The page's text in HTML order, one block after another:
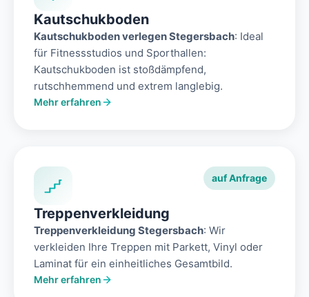
Kautschukboden
Kautschukboden verlegen Stegersbach: Ideal
für Fitnessstudios und Sporthallen:
Kautschukboden ist stoßdämpfend,
rutschhemmend und extrem langlebig.
Mehr erfahren
auf Anfrage
Treppenverkleidung
Treppenverkleidung Stegersbach: Wir
verkleiden Ihre Treppen mit Parkett, Vinyl oder
Laminat für ein einheitliches Gesamtbild.
Mehr erfahren